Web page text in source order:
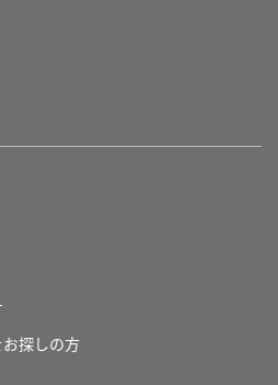
探しの方